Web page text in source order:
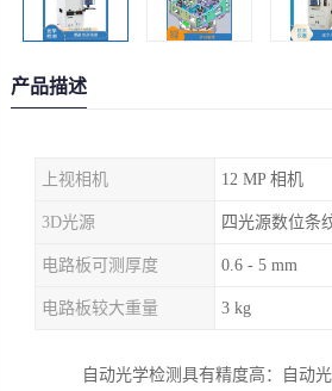
产品描述
上视相机 12 MP 相机
3D光源 四光源数位条
电路板可测厚度 0.6 - 5 mm
电路板较大重量 3 kg
自动光学检测具有精度高：自动